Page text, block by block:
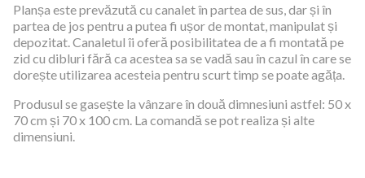
Planșa este prevăzută cu canalet în partea de sus, dar și în
partea de jos pentru a putea fi ușor de montat, manipulat și
depozitat. Canaletul îi oferă posibilitatea de a fi montată pe
zid cu dibluri fără ca acestea sa se vadă sau în cazul în care se
dorește utilizarea acesteia pentru scurt timp se poate agăța.
Produsul se gasește la vânzare în două dimnesiuni astfel: 50 x
70 cm și 70 x 100 cm. La comandă se pot realiza și alte
dimensiuni.